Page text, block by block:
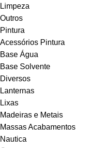
Limpeza
Outros
Pintura
Acessórios Pintura
Base Água
Base Solvente
Diversos
Lanternas
Lixas
Madeiras e Metais
Massas Acabamentos
Nautica